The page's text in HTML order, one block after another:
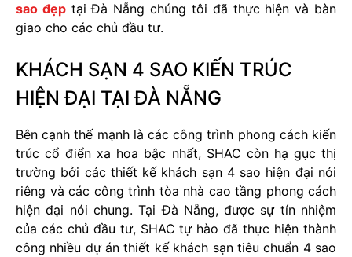
sao đẹptại Đà Nẵng chúng tôi đã thực hiện và bàn
giao cho các chủ đầu tư.
KHÁCH SẠN 4 SAO KIẾN TRÚC
HIỆN ĐẠI TẠI ĐÀ NẴNG
Bên cạnh thế mạnh là các công trình phong cách kiến
trúc cổ điển xa hoa bậc nhất, SHAC còn hạ gục thị
trường bởi các thiết kế khách sạn 4 sao hiện đại nói
riêng và các công trình tòa nhà cao tầng phong cách
hiện đại nói chung. Tại Đà Nẵng, được sự tín nhiệm
của các chủ đầu tư, SHAC tự hào đã thực hiện thành
công nhiều dự án thiết kế khách sạn tiêu chuẩn 4 sao